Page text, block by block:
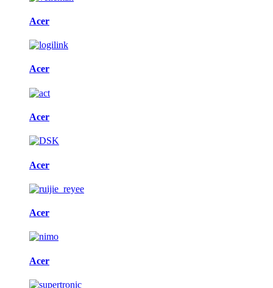
Acer
Acer
Acer
Acer
Acer
Acer